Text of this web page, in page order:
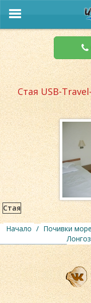
Стая USB-
Стая
Начало / Почивки море